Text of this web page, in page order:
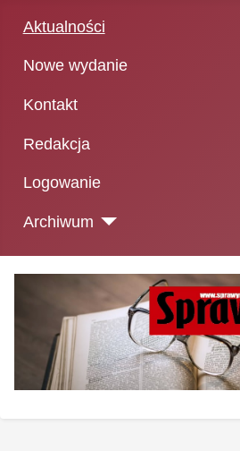
Aktualności
Nowe wydanie
Kontakt
Redakcja
Logowanie
Archiwum